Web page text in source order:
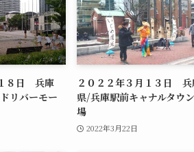
８日 兵庫
リバーモー
２０２２年３月１３日 兵
県/兵庫駅前キャナルタウ
場
2022年3月22日